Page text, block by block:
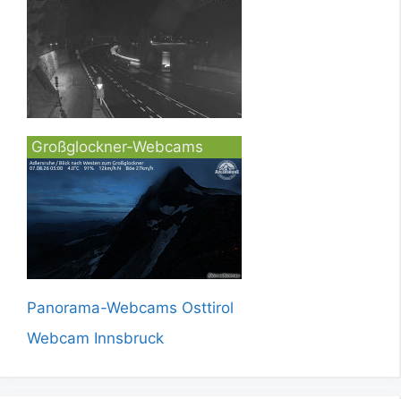
Großglockner-Webcams
Panorama-Webcams Osttirol
Webcam Innsbruck